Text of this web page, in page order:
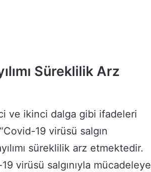
Süreklilik Arz
ve ikinci dalga gibi ifadeleri
19 virüsü salgın
süreklilik arz etmektedir.
virüsü salgınıyla mücadeleye